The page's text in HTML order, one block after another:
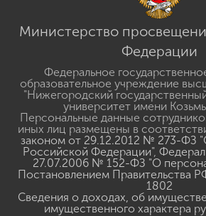
Министерство
Федерации
Федеральное
образовательное учреждение
"Нижегородский
университет имени
Персональные данные
иных лиц размещены в
законом от 29.12.2012 № 273-ФЗ
Российской Федерации",
27.07.2006 № 152-ФЗ "О
Постановлением Правительства
1802
Сведения о доходах, об имуществе
имущественного характера